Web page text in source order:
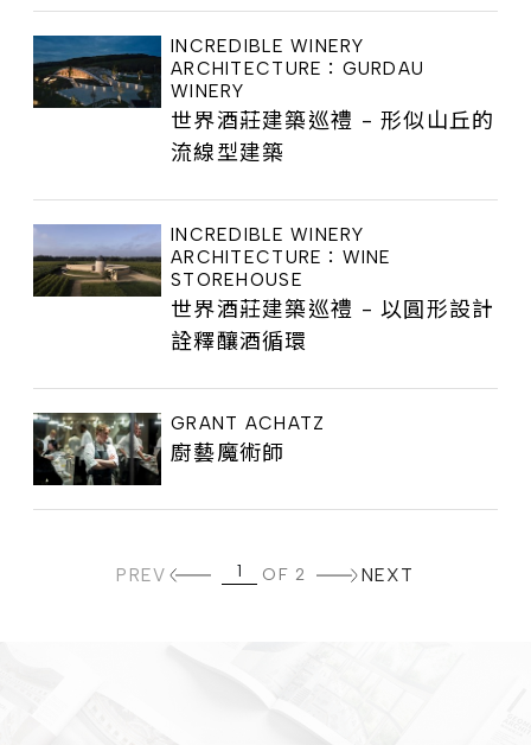
INCREDIBLE WINERY
ARCHITECTURE：GURDAU
WINERY
世界酒莊建築巡禮 - 形似山丘的
流線型建築
INCREDIBLE WINERY
ARCHITECTURE：WINE
STOREHOUSE
世界酒莊建築巡禮 - 以圓形設計
詮釋釀酒循環
GRANT ACHATZ
廚藝魔術師
PREV OF 2 NEXT